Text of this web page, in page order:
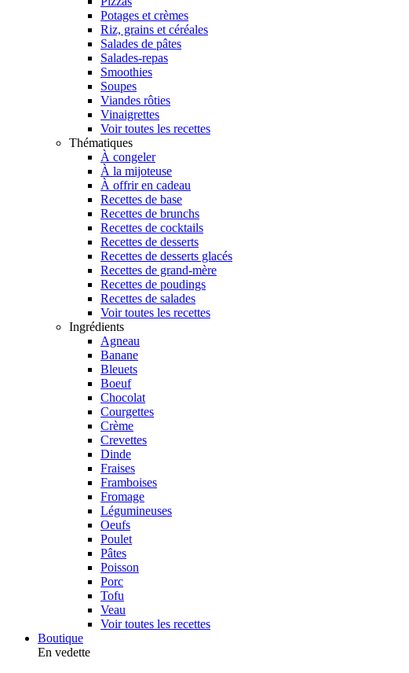
Potages et crèmes
Riz, grains et céréales
Salades de pâtes
Salades-repas
Smoothies
Soupes
Viandes rôties
Vinaigrettes
Voir toutes les recettes
Thématiques
À congeler
À la mijoteuse
À offrir en cadeau
Recettes de base
Recettes de brunchs
Recettes de cocktails
Recettes de desserts
Recettes de desserts glacés
Recettes de grand-mère
Recettes de poudings
Recettes de salades
Voir toutes les recettes
Ingrédients
Agneau
Banane
Bleuets
Boeuf
Chocolat
Courgettes
Crème
Crevettes
Dinde
Fraises
Framboises
Fromage
Légumineuses
Oeufs
Poulet
Pâtes
Poisson
Porc
Tofu
Veau
Voir toutes les recettes
Boutique
En vedette